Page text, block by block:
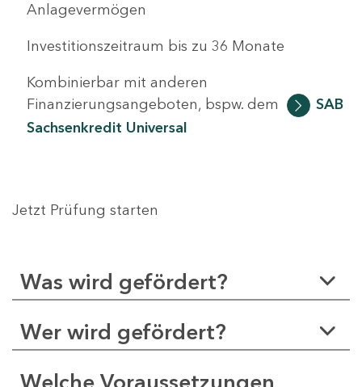
Anlagevermögen
Investitionszeitraum bis zu 36 Monate
Kombinierbar mit anderen
Finanzierungsangeboten, bspw. dem
SAB
Sachsenkredit Universal
Jetzt Prüfung starten
Was wird gefördert?
Wer wird gefördert?
Welche Voraussetzungen